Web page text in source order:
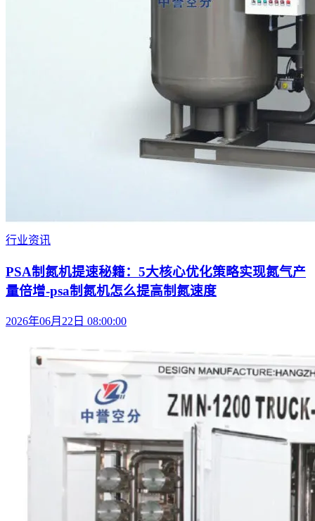
行业资讯
PSA制氮机提速秘籍：5大核心优化策略实现氮气产
量倍增-psa制氮机怎么提高制氮速度
2026年06月22日 08:00:00